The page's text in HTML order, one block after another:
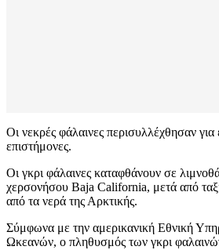
Οι νεκρές φάλαινες περισυλλέχθησαν
επιστήμονες.
Οι γκρι φάλαινες καταφθάνουν σε
χερσονήσου Baja California, μετά από
από τα νερά της Αρκτικής.
Σύμφωνα με την αμερικανική Εθνική
Ωκεανών, ο πληθυσμός των γκρι